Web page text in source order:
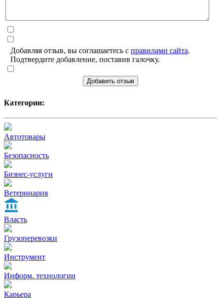
Добавляя отзыв, вы соглашаетесь с правилами сайта.
Подтвердите добавление, поставив галочку.
Добавить отзыв
Категории:
Автотовары
Безопасность
Бизнес-услуги
Ветеринария
Власть
Грузоперевозки
Инструмент
Информ. технологии
Карьера